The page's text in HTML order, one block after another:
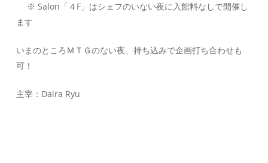
※ Salon「４F」はシェフのいない夜に入館料なしで開催し
ます
いまのところＭＴＧのない夜、持ち込みで企画打ち合わせも
可！
主宰：Daira Ryu